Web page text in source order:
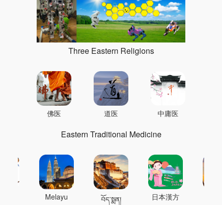
Three Eastern Religions
佛医 道医 中庸医
Eastern Traditional Medicine
Melayu བོད་སྨན། 日本漢方